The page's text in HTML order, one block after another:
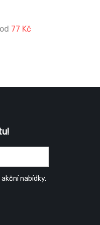
od 77 Kč
nabídky.